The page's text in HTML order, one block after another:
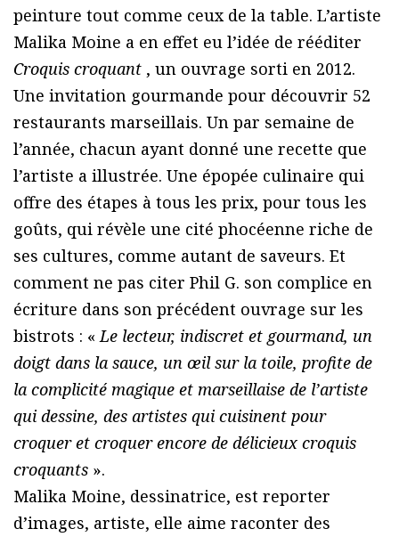
peinture tout comme ceux de la table. L’artiste
Malika Moine a en effet eu l’idée de rééditer
Croquis croquant , un ouvrage sorti en 2012.
Une invitation gourmande pour découvrir 52
restaurants marseillais. Un par semaine de
l’année, chacun ayant donné une recette que
l’artiste a illustrée. Une épopée culinaire qui
offre des étapes à tous les prix, pour tous les
goûts, qui révèle une cité phocéenne riche de
ses cultures, comme autant de saveurs. Et
comment ne pas citer Phil G. son complice en
écriture dans son précédent ouvrage sur les
bistrots : « Le lecteur, indiscret et gourmand, un
doigt dans la sauce, un œil sur la toile, profite de
la complicité magique et marseillaise de l’artiste
qui dessine, des artistes qui cuisinent pour
croquer et croquer encore de délicieux croquis
croquants ».
Malika Moine, dessinatrice, est reporter
d’images, artiste, elle aime raconter des